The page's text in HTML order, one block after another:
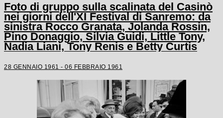
Foto di gruppo sulla scalinata del Casinò
nei giorni dell'XI Festival di Sanremo: da
sinistra Rocco Granata, Jolanda Rossin,
Pino Donaggio, Silvia Guidi, Little Tony,
Nadia Liani, Tony Renis e Betty Curtis
28 GENNAIO 1961 - 06 FEBBRAIO 1961